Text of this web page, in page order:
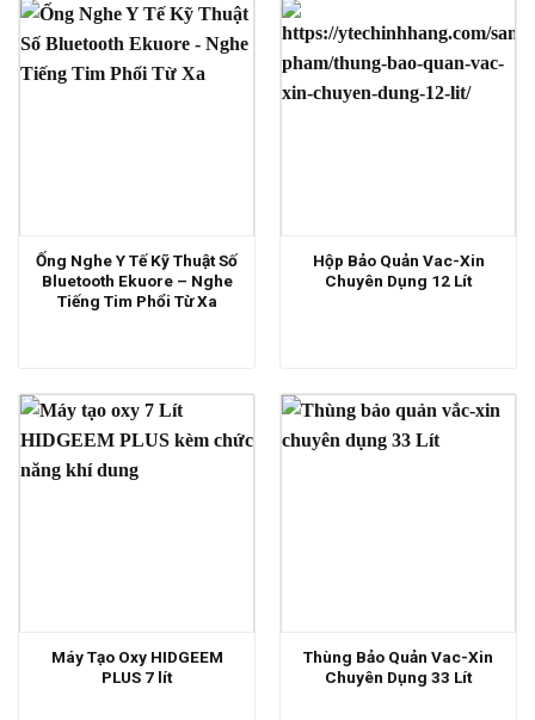
Ống Nghe Y Tế Kỹ Thuật Số
Bluetooth Ekuore – Nghe
Tiếng Tim Phổi Từ Xa
Hộp Bảo Quản Vac-Xin
Chuyên Dụng 12 Lít
Máy Tạo Oxy HIDGEEM
PLUS 7 lít
Thùng Bảo Quản Vac-Xin
Chuyên Dụng 33 Lít